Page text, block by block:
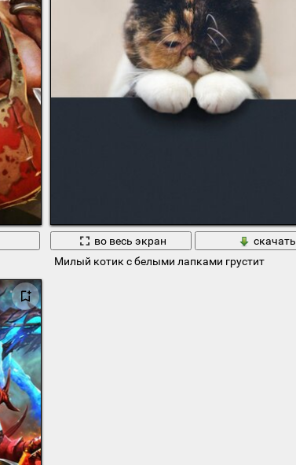
во весь экран
скачать
Милый котик с белыми лапками грустит